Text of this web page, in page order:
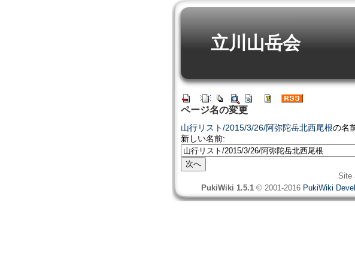
立川山岳会
ページ名の変更
山行リスト/2015/3/26/阿弥陀岳北西尾根の名
新しい名前:
Site
PukiWiki 1.5.1 © 2001-2016 PukiWiki